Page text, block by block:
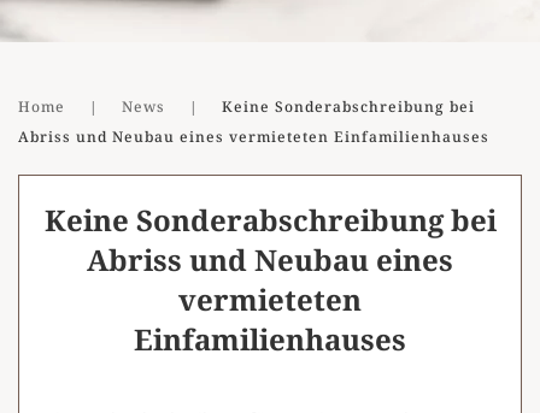
Home News
Keine Sonderabschreibung bei
Abriss und Neubau eines vermieteten Einfamilienhauses
Keine Sonderabschreibung bei
Abriss und Neubau eines
vermieteten
Einfamilienhauses